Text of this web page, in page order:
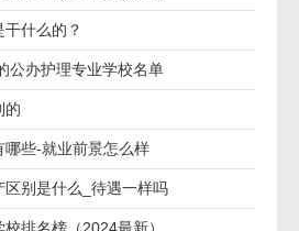
什么的？
公办护理专业学校名单
的
些-就业前景怎么样
别是什么_待遇一样吗